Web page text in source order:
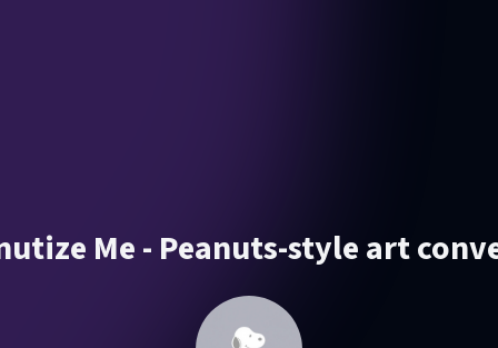
Me - Peanuts-style art